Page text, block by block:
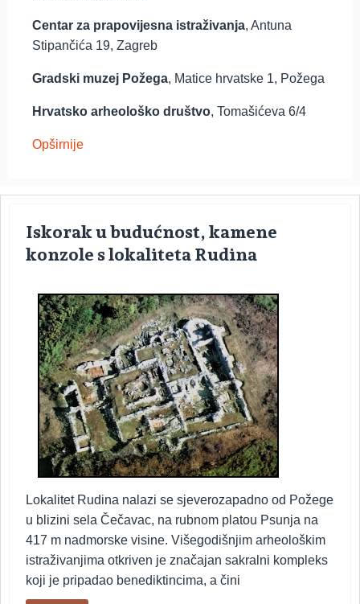
Centar za prapovijesna istraživanja, Antuna
Stipančića 19, Zagreb
Gradski muzej Požega, Matice hrvatske 1, Požega
Hrvatsko arheološko društvo, Tomašićeva 6/4
Opširnije
Iskorak u budućnost, kamene
konzole s lokaliteta Rudina
Lokalitet Rudina nalazi se sjeverozapadno od Požege
u blizini sela Čečavac, na rubnom platou Psunja na
417 m nadmorske visine. Višegodišnjim arheološkim
istraživanjima otkriven je značajan sakralni kompleks
koji je pripadao benediktincima, a čini